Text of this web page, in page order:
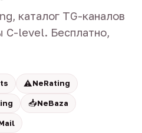
каталог TG-каналов
C-level. Бесплатно,
⚠️NeRating
📥NeBaza